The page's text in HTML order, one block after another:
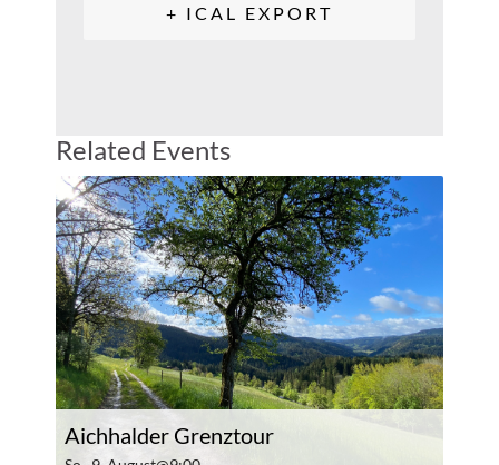
+ ICAL EXPORT
Related Events
Aichhalder Grenztour